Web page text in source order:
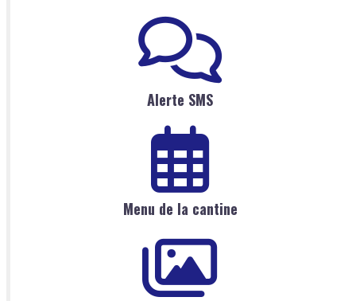
Alerte SMS
Menu de la cantine